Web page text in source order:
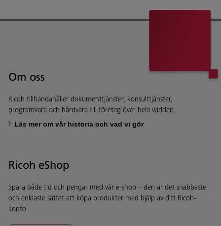
Om oss
Ricoh tillhandahåller dokumenttjänster, konsulttjänster,
programvara och hårdvara till företag över hela världen.
Läs mer om vår historia och vad vi gör
Ricoh eShop
Spara både tid och pengar med vår e-shop – den är det snabbaste
och enklaste sättet att köpa produkter med hjälp av ditt Ricoh-
konto.